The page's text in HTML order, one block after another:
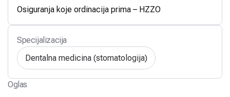
Osiguranja koje ordinacija prima – HZZO
Specijalizacija
Dentalna medicina (stomatologija)
Oglas